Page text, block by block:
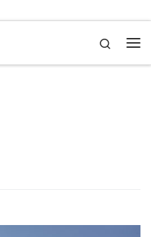
Search